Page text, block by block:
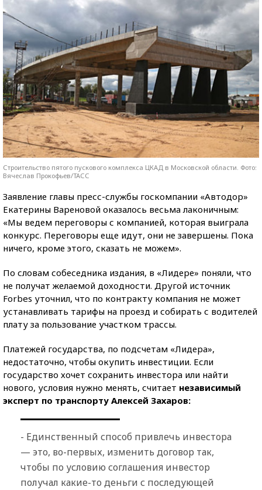
Строительство пятого пускового комплекса ЦКАД в Московской области. Фото:
Вячеслав Прокофьев/ТАСС
Заявление главы пресс-службы госкомпании «Автодор»
Екатерины Вареновой оказалось весьма лаконичным:
«Мы ведем переговоры с компанией, которая выиграла
конкурс. Переговоры еще идут, они не завершены. Пока
ничего, кроме этого, сказать не можем».
По словам собеседника издания, в «Лидере» поняли, что
не получат желаемой доходности. Другой источник
Forbes уточнил, что по контракту компания не может
устанавливать тарифы на проезд и собирать с водителей
плату за пользование участком трассы.
Платежей государства, по подсчетам «Лидера»,
недостаточно, чтобы окупить инвестиции. Если
государство хочет сохранить инвестора или найти
нового, условия нужно менять, считает независимый
эксперт по транспорту Алексей Захаров:
- Единственный способ привлечь инвестора
— это, во-первых, изменить договор так,
чтобы по условию соглашения инвестор
получал какие-то деньги с последующей